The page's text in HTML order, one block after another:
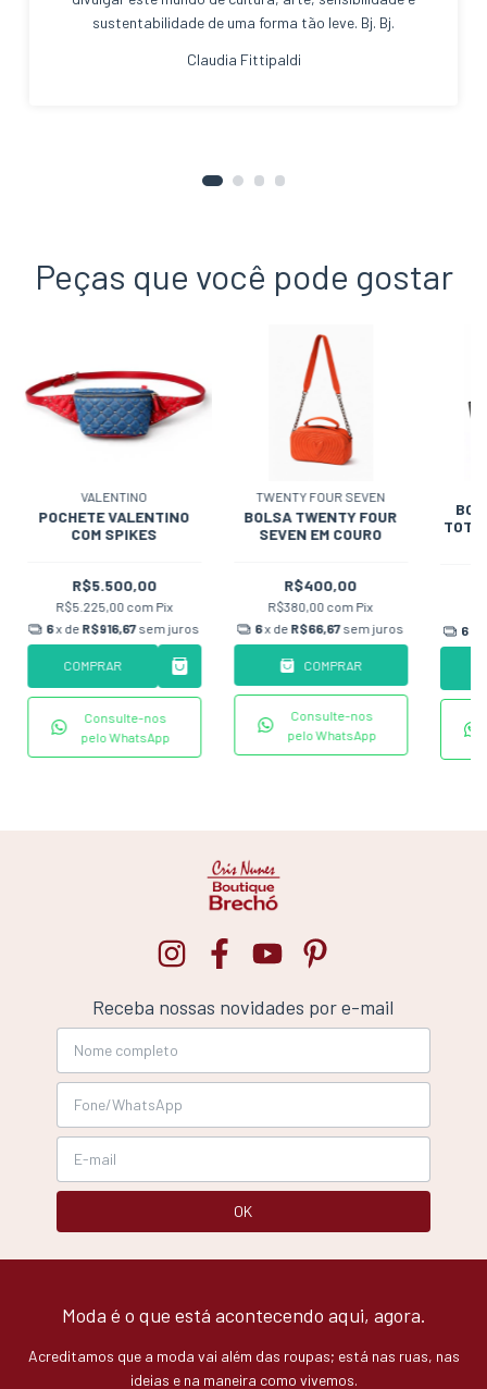
sustentabilidade de uma forma tão leve. Bj. Bj.
Claudia Fittipaldi
Peças que você pode gostar
VALENTINO
POCHETE VALENTINO
COM SPIKES
R$5.500,00
R$5.225,00 com Pix
6x de R$916,67sem juros
COMPRAR
Consulte-nos
pelo WhatsApp
TWENTY FOUR SEVEN
BOLSA TWENTY FOUR
SEVEN EM COURO
R$400,00
R$380,00 com Pix
6x de R$66,67sem juros
COMPRAR
Consulte-nos
pelo WhatsApp
TOTE
6
Receba nossas novidades por e-mail
Moda é o que está acontecendo aqui, agora.
Acreditamos que a moda vai além das roupas; está nas ruas, nas
ideias e na maneira como vivemos.